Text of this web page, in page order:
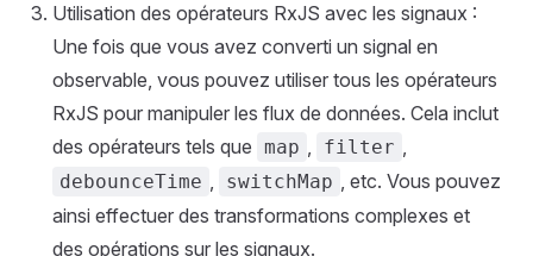
Utilisation des opérateurs RxJS avec les signaux :
Une fois que vous avez converti un signal en
observable, vous pouvez utiliser tous les opérateurs
RxJS pour manipuler les flux de données. Cela inclut
des opérateurs tels que map , filter ,
debounceTime , switchMap , etc. Vous pouvez
ainsi effectuer des transformations complexes et
des opérations sur les signaux.